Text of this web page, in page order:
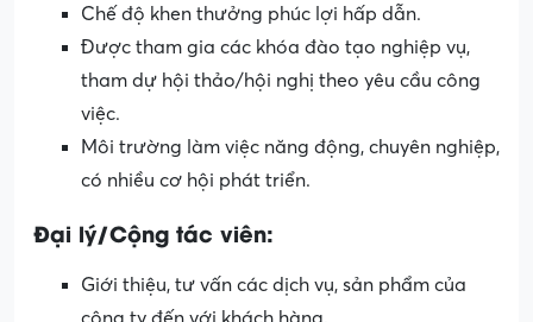
Chế độ khen thưởng phúc lợi hấp dẫn.
Được tham gia các khóa đào tạo nghiệp vụ,
tham dự hội thảo/hội nghị theo yêu cầu công
việc.
Môi trường làm việc năng động, chuyên nghiệp,
có nhiều cơ hội phát triển.
Đại lý/Cộng tác viên:
Giới thiệu, tư vấn các dịch vụ, sản phẩm của